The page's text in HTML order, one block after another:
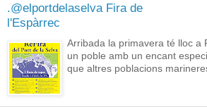
.@elportdelaselva Fira de
l'Espàrrec
Arribada la primavera té lloc a
un poble amb un encant
que altres poblacions